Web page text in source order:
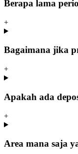
Berapa lama
+
Bagaimana jika
+
Apakah ada
+
Area mana saja